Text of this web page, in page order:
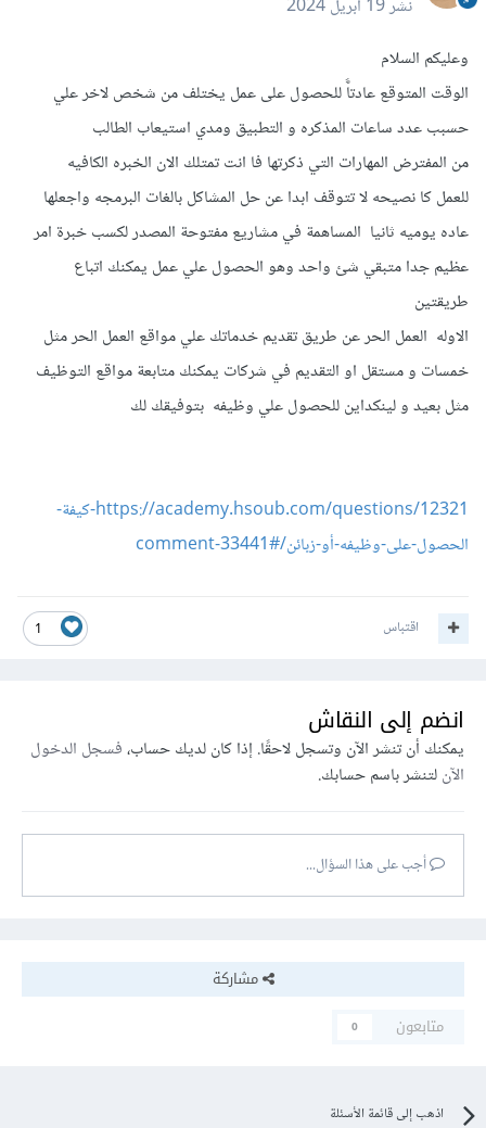
نشر19 أبريل 2024
وعليكم السلام
الوقت المتوقع عادتاّ‌ً للحصول على عمل يختلف من شخص لاخر علي
حسبب عدد ساعات المذكره و التطبيق ومدي استيعاب الطالب
من المفترض المهارات التي ذكرتها فا انت تمتلك الان الخبره الكافيه
للعمل كا نصيحه لا تتوقف ابدا عن حل المشاكل بالغات البرمجه واجعلها
عاده يوميه ثانيا المساهمة في مشاريع مفتوحة المصدر لكسب خبرة امر
عظيم جدا متبقي شئ واحد وهو الحصول علي عمل يمكنك اتباع
طريقتين
الاوله العمل الحر عن طريق تقديم خدماتك علي مواقع العمل الحر مثل
خمسات و مستقل او التقديم في شركات يمكنك متابعة مواقع التوظيف
مثل بعيد و لينكداين للحصول علي وظيفه بتوفيقك لك
https://academy.hsoub.com/questions/12321-كيفة-
الحصول-على-وظيفه-أو-زبائن/#comment-33441
1 اقتباس
انضم إلى النقاش
يمكنك أن تنشر الآن وتسجل لاحقًا. إذا كان لديك حساب،فسجل الدخول
الآنلتنشر باسم حسابك.
أجب على هذا السؤال...
مشاركة
متابعون
0
اذهب إلى قائمة الأسئلة